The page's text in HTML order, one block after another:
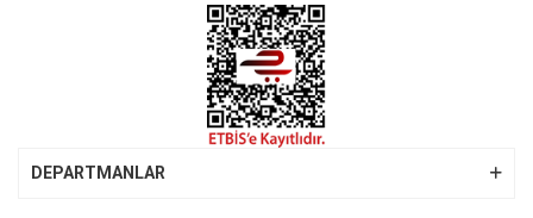
DEPARTMANLAR